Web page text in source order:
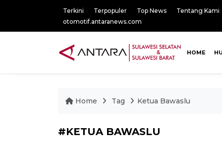
Terkini Terpopuler Top News
Tentang Kami
otomotif.antaranews.com
HOME
Home Tag Ketua Bawaslu
#KETUA BAWASLU